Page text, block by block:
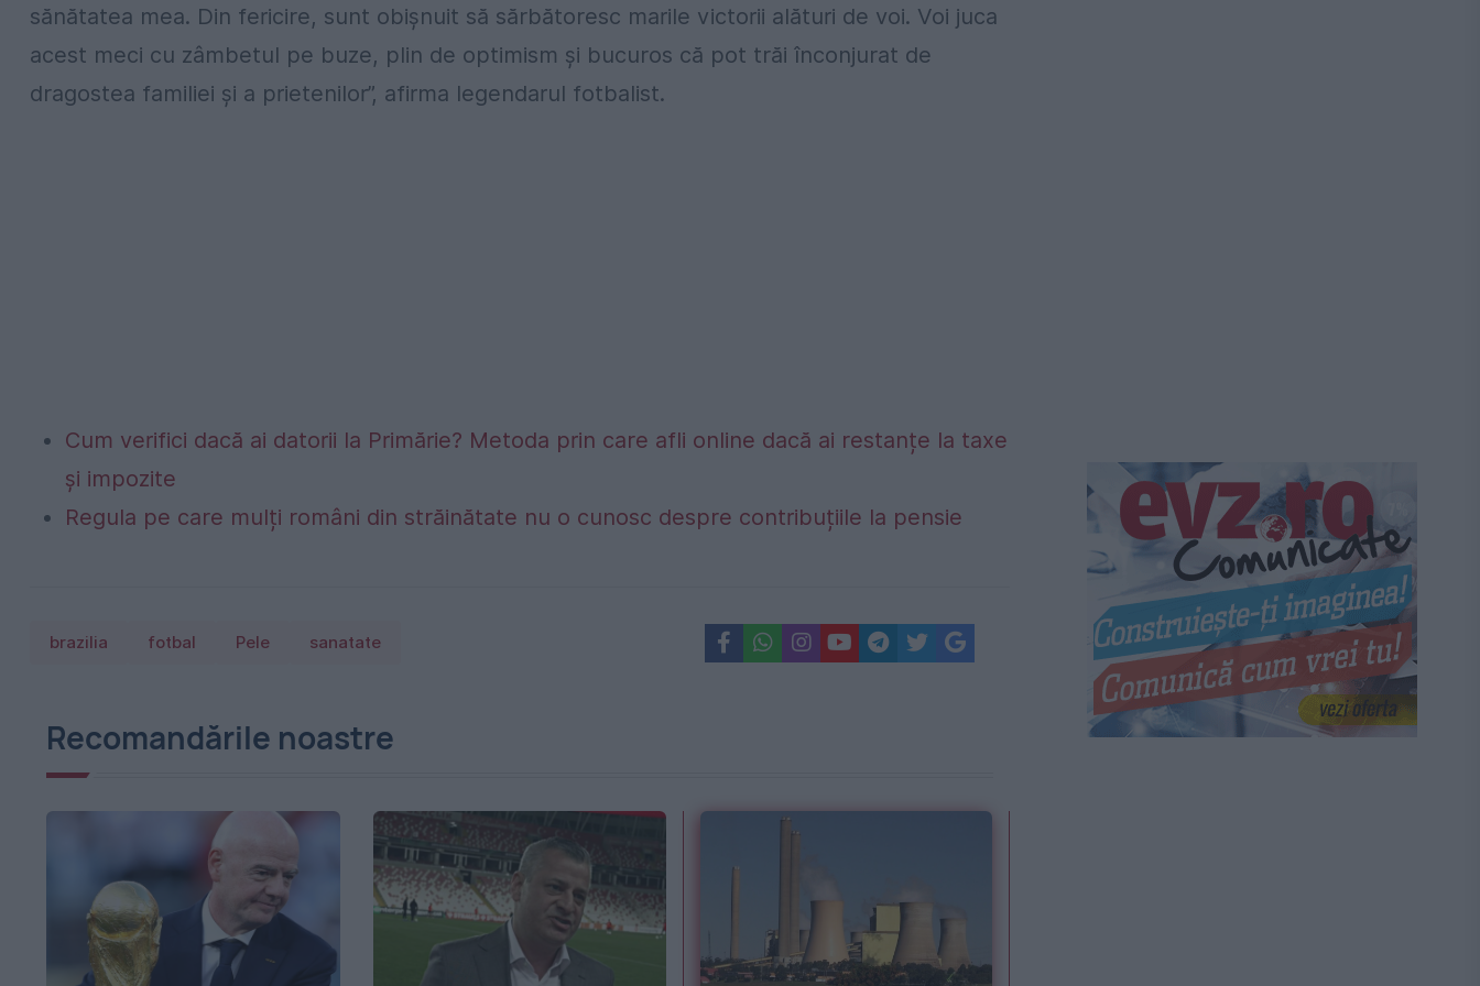
sănătatea mea. Din fericire, sunt obişnuit să sărbătoresc marile victorii alături de voi. Voi juca
acest meci cu zâmbetul pe buze, plin de optimism şi bucuros că pot trăi înconjurat de
dragostea familiei şi a prietenilor”, afirma legendarul fotbalist.
Cum verifici dacă ai datorii la Primărie? Metoda prin care afli online dacă ai restanțe la taxe
și impozite
Regula pe care mulți români din străinătate nu o cunosc despre contribuțiile la pensie
brazilia fotbal Pele sanatate
Recomandările noastre